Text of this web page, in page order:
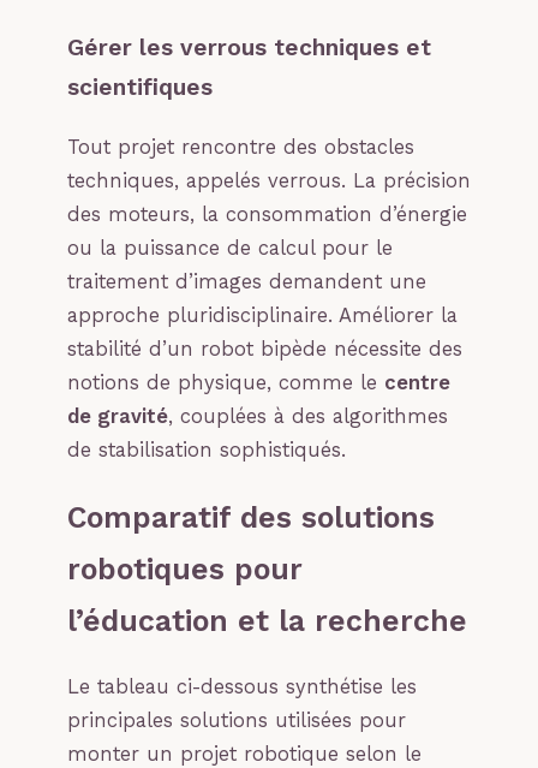
Gérer les verrous techniques et
scientifiques
Tout projet rencontre des obstacles
techniques, appelés verrous. La précision
des moteurs, la consommation d’énergie
ou la puissance de calcul pour le
traitement d’images demandent une
approche pluridisciplinaire. Améliorer la
stabilité d’un robot bipède nécessite des
notions de physique, comme le centre
de gravité, couplées à des algorithmes
de stabilisation sophistiqués.
Comparatif des solutions
robotiques pour
l’éducation et la recherche
Le tableau ci-dessous synthétise les
principales solutions utilisées pour
monter un projet robotique selon le